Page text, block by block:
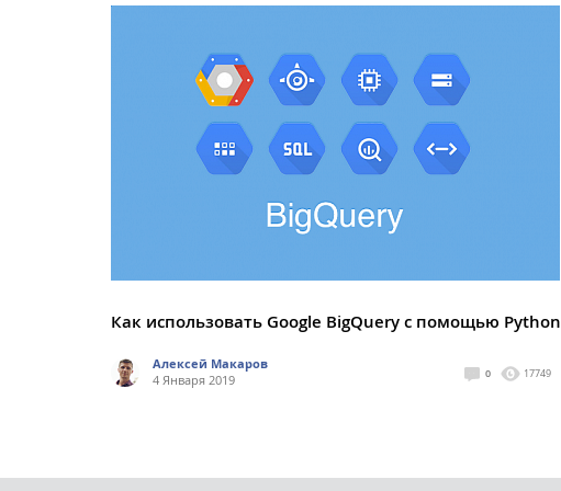
Как использовать Google BigQuery с помощью Python
Алексей Макаров
4 Января 2019
0 17749